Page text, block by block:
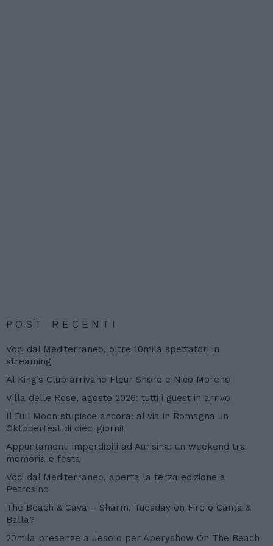
POST RECENTI
Voci dal Mediterraneo, oltre 10mila spettatori in
streaming
Al King’s Club arrivano Fleur Shore e Nico Moreno
Villa delle Rose, agosto 2026: tutti i guest in arrivo
Il Full Moon stupisce ancora: al via in Romagna un
Oktoberfest di dieci giorni!
Appuntamenti imperdibili ad Aurisina: un weekend tra
memoria e festa
Voci dal Mediterraneo, aperta la terza edizione a
Petrosino
The Beach & Cava – Sharm, Tuesday on Fire o Canta &
Balla?
20mila presenze a Jesolo per Aperyshow On The Beach